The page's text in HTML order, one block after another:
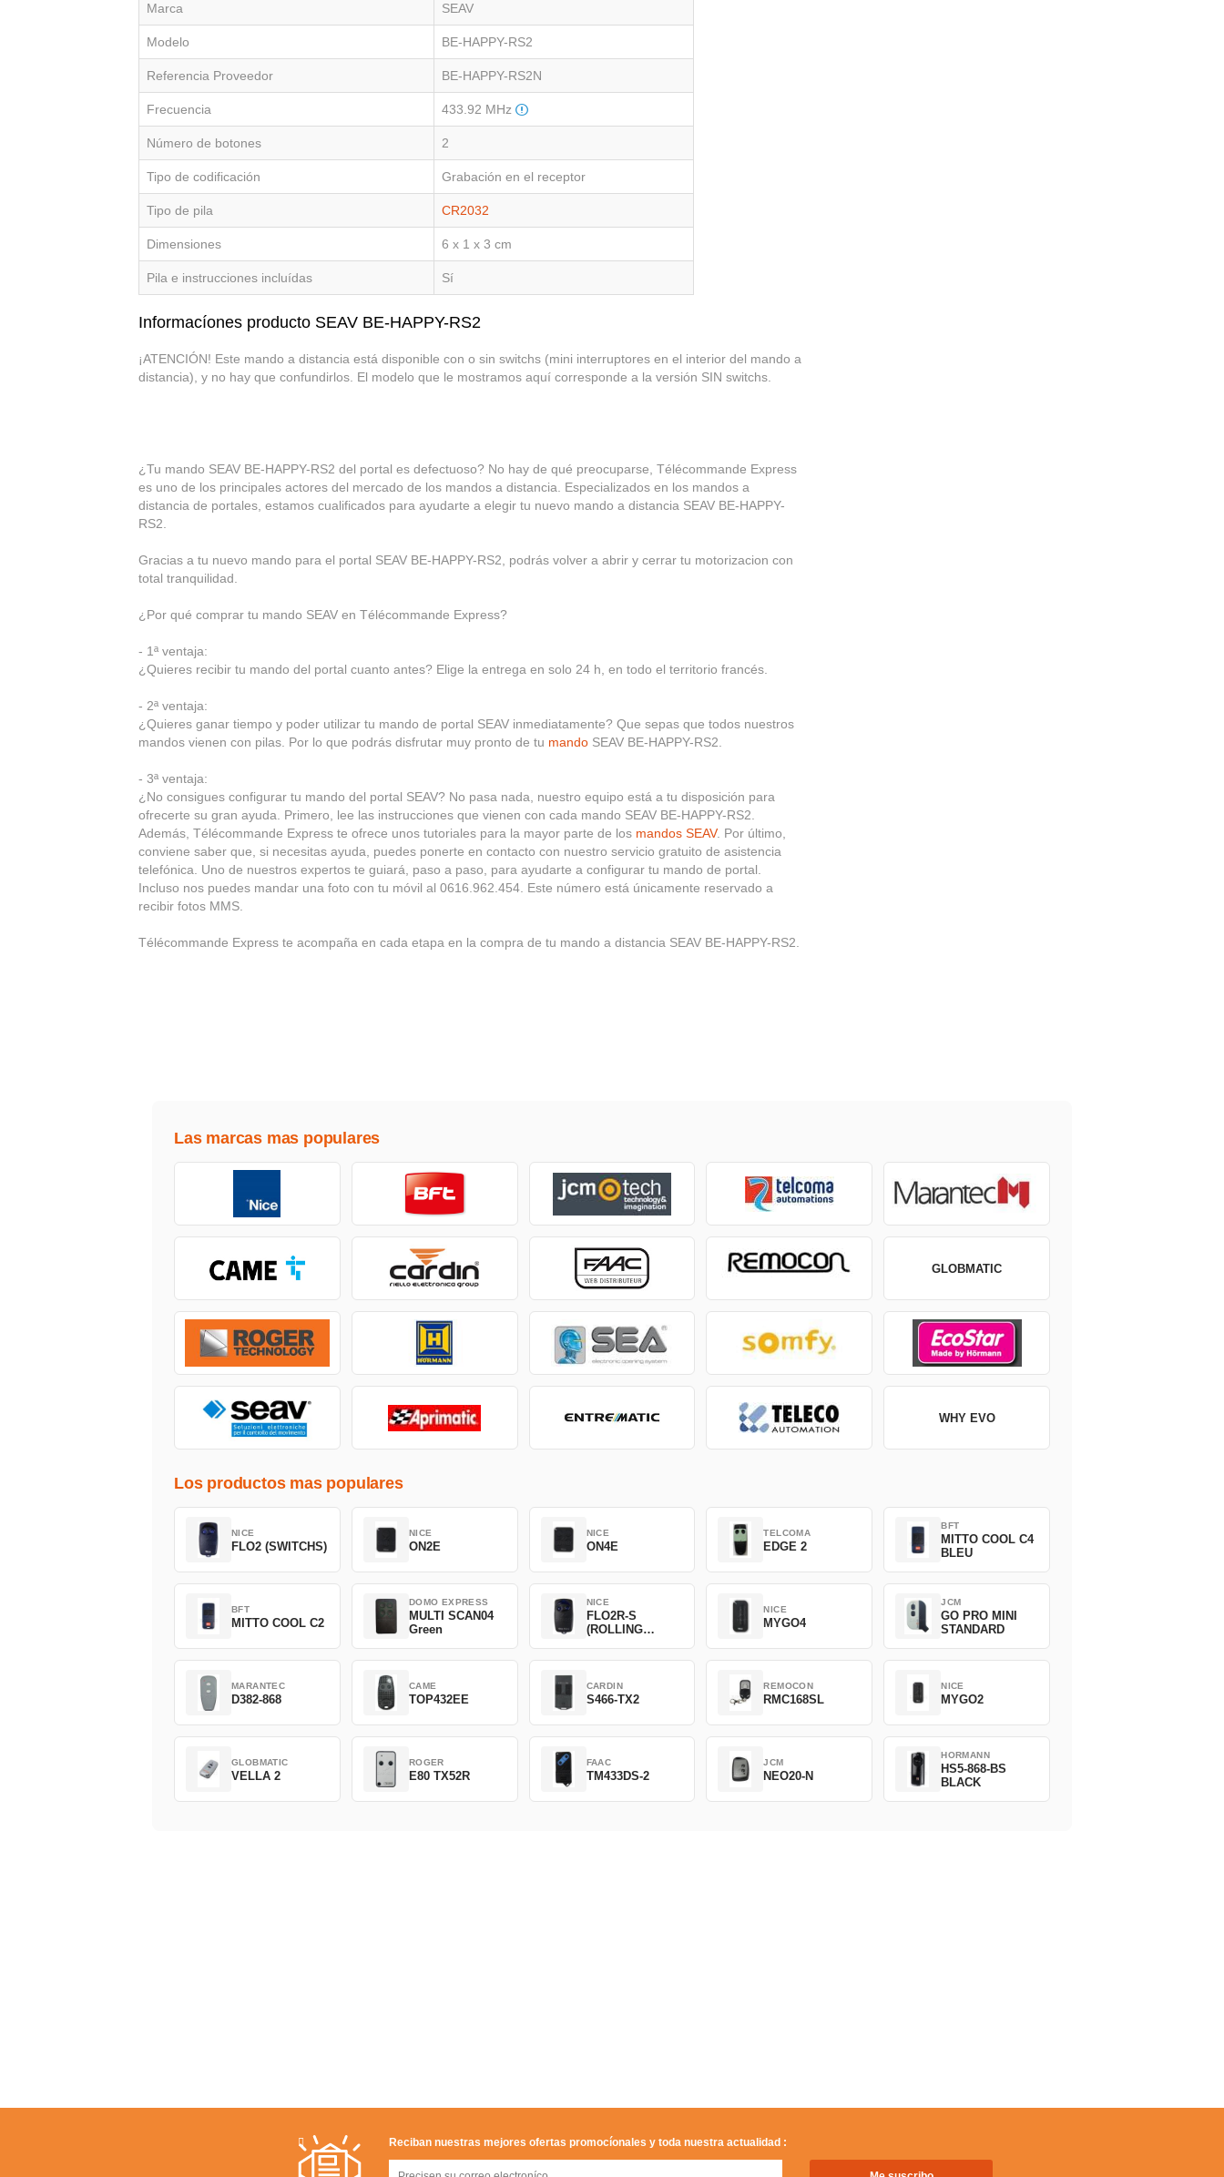
Marca SEAV
Modelo BE-HAPPY-RS2
Referencia Proveedor BE-HAPPY-RS2N
Frecuencia 433.92 MHz
Número de botones 2
Tipo de codificación Grabación en el receptor
Tipo de pila CR2032
Dimensiones 6 x 1 x 3 cm
Pila e instrucciones incluídas Sí
Informacíones producto SEAV BE-HAPPY-RS2
¡ATENCIÓN! Este mando a distancia está disponible con o sin switchs (mini interruptores en el interior del mando a
distancia), y no hay que confundirlos. El modelo que le mostramos aquí corresponde a la versión SIN switchs.
¿Tu mando SEAV BE-HAPPY-RS2 del portal es defectuoso? No hay de qué preocuparse, Télécommande Express
es uno de los principales actores del mercado de los mandos a distancia. Especializados en los mandos a
distancia de portales, estamos cualificados para ayudarte a elegir tu nuevo mando a distancia SEAV BE-HAPPY-
RS2.
Gracias a tu nuevo mando para el portal SEAV BE-HAPPY-RS2, podrás volver a abrir y cerrar tu motorizacion con
total tranquilidad.
¿Por qué comprar tu mando SEAV en Télécommande Express?
- 1ª ventaja:
¿Quieres recibir tu mando del portal cuanto antes? Elige la entrega en solo 24 h, en todo el territorio francés.
- 2ª ventaja:
¿Quieres ganar tiempo y poder utilizar tu mando de portal SEAV inmediatamente? Que sepas que todos nuestros
mandos vienen con pilas. Por lo que podrás disfrutar muy pronto de tu mando SEAV BE-HAPPY-RS2.
- 3ª ventaja:
¿No consigues configurar tu mando del portal SEAV? No pasa nada, nuestro equipo está a tu disposición para
ofrecerte su gran ayuda. Primero, lee las instrucciones que vienen con cada mando SEAV BE-HAPPY-RS2.
Además, Télécommande Express te ofrece unos tutoriales para la mayor parte de los mandos SEAV. Por último,
conviene saber que, si necesitas ayuda, puedes ponerte en contacto con nuestro servicio gratuito de asistencia
telefónica. Uno de nuestros expertos te guiará, paso a paso, para ayudarte a configurar tu mando de portal.
Incluso nos puedes mandar una foto con tu móvil al 0616.962.454. Este número está únicamente reservado a
recibir fotos MMS.
Télécommande Express te acompaña en cada etapa en la compra de tu mando a distancia SEAV BE-HAPPY-RS2.
Las marcas mas populares
GLOBMATIC
WHY EVO
Los productos mas populares
NICE
FLO2 (SWITCHS)
NICE
ON2E
NICE
ON4E
TELCOMA
EDGE 2
BFT
MITTO COOL C4
BLEU
BFT
MITTO COOL C2
DOMO EXPRESS
MULTI SCAN04
Green
NICE
FLO2R-S
(ROLLING
NICE
MYGO4
JCM
GO PRO MINI
STANDARD
MARANTEC
D382-868
CAME
TOP432EE
CARDIN
S466-TX2
REMOCON
RMC168SL
NICE
MYGO2
GLOBMATIC
VELLA 2
ROGER
E80 TX52R
FAAC
TM433DS-2
JCM
NEO20-N
HORMANN
HS5-868-BS
BLACK
Reciban nuestras mejores ofertas promocíonales y toda nuestra actualidad :